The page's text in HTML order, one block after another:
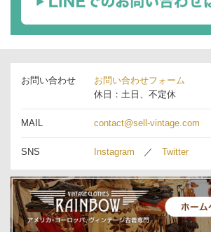
お問い合わせ
お問い合わせフォーム
休日：土日、不定休
MAIL contact@sell-vintage.com
SNS Instagram ／ Twitter